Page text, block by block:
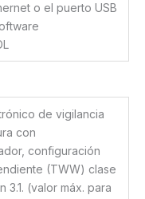
o el puerto USB
de vigilancia
con
configuración
(TWW) clase
3.1. (valor máx. para